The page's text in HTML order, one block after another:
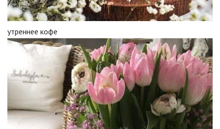
утреннее кофе